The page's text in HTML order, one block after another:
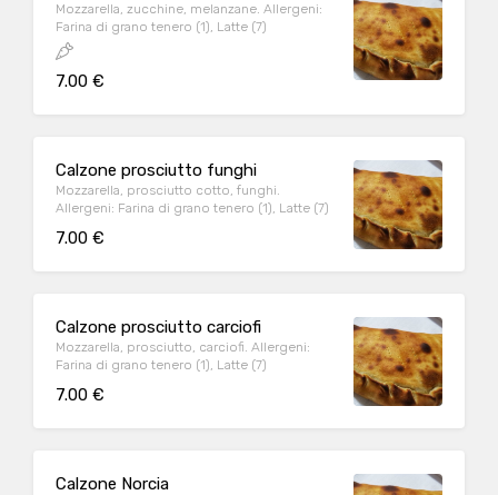
Mozzarella, zucchine, melanzane. Allergeni:
Farina di grano tenero (1), Latte (7)
7.00 €
Calzone prosciutto funghi
Mozzarella, prosciutto cotto, funghi.
Allergeni: Farina di grano tenero (1), Latte (7)
7.00 €
Calzone prosciutto carciofi
Mozzarella, prosciutto, carciofi. Allergeni:
Farina di grano tenero (1), Latte (7)
7.00 €
Calzone Norcia